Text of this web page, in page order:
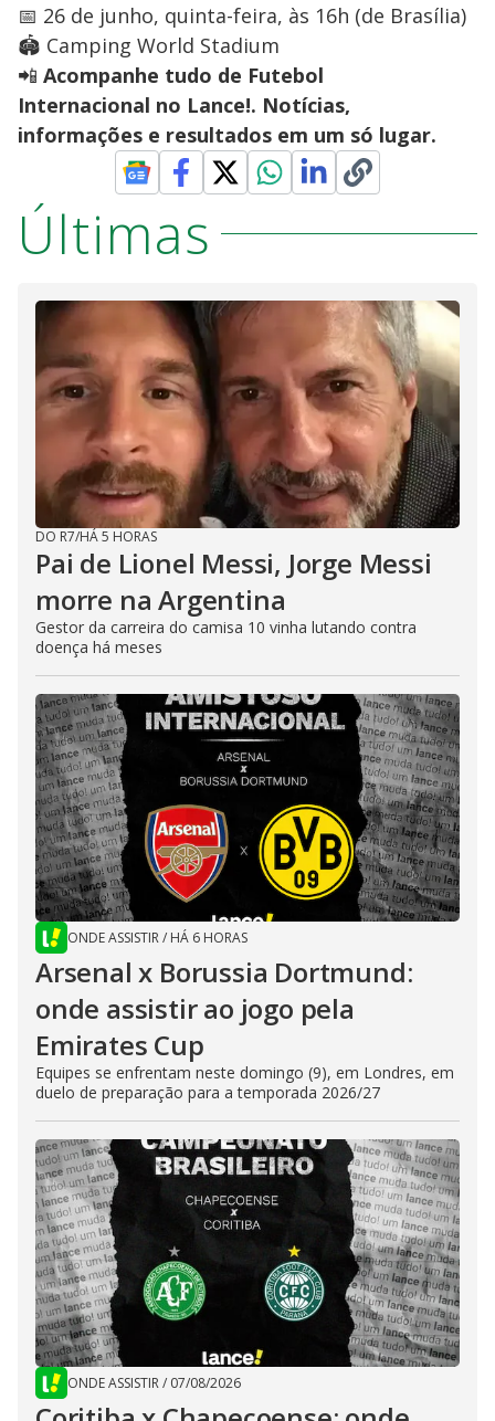
📅 26 de junho, quinta-feira, às 16h (de Brasília)
🏟️ Camping World Stadium
📲 Acompanhe tudo de Futebol
Internacional no Lance!. Notícias,
informações e resultados em um só lugar.
Últimas
DO R7/HÁ 5 HORAS
Pai de Lionel Messi, Jorge Messi
morre na Argentina
Gestor da carreira do camisa 10 vinha lutando contra
doença há meses
ONDE ASSISTIR/ HÁ 6 HORAS
Arsenal x Borussia Dortmund:
onde assistir ao jogo pela
Emirates Cup
Equipes se enfrentam neste domingo (9), em Londres, em
duelo de preparação para a temporada 2026/27
ONDE ASSISTIR/ 07/08/2026